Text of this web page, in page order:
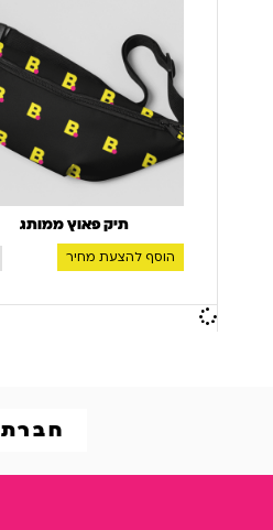
תיק פאוץ ממותג
הוסף להצעת מחיר